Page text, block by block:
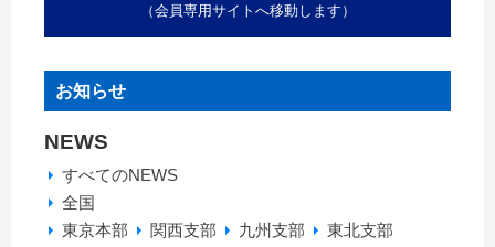
（会員専用サイトへ移動します）
お知らせ
NEWS
すべてのNEWS
全国
東京本部
関西支部 九州支部 東北支部